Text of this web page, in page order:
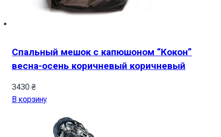
Спальный мешок с капюшоном “Кокон”
весна-осень коричневый коричневый
3430 ₴
В корзину